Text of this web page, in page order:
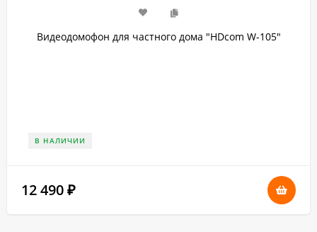
Видеодомофон для частного дома "HDcom W-105"
В НАЛИЧИИ
12 490 ₽